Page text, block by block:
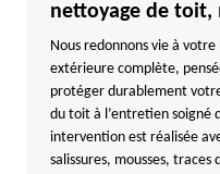
nettoyage de toit,
Nous redonnons vie à
extérieure complète,
protéger durablement
du toit à l’entretien soigné
intervention est réalisée
salissures, mousses,